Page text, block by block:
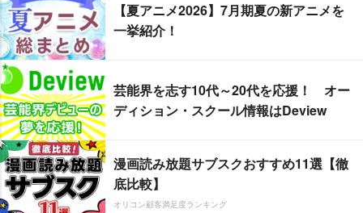
【夏アニメ2026】7月期夏の新アニメを
一挙紹介！
芸能界を志す10代～20代を応援！ オー
ディション・スクール情報はDeview
漫画読み放題サブスクおすすめ11選【徹
底比較】
オリコン顧客満足度ランキング